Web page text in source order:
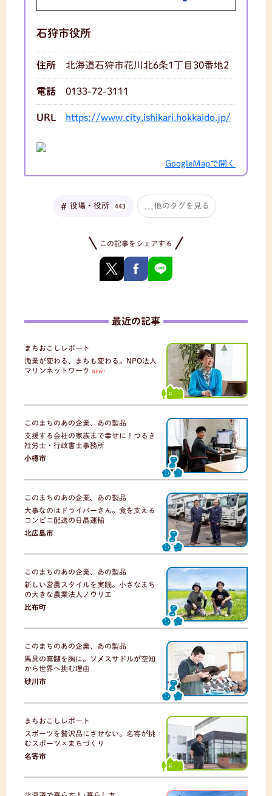
石狩市役所
住所 北海道石狩市花川北6条1丁目30番地2
電話 0133-72-3111
URL https://www.city.ishikari.hokkaido.jp/
GoogleMapで開く
役場・役所 443 他のタグを見る
この記事をシェアする
最近の記事
まちおこしレポート
漁業が変わる、まちも変わる。NPO法人
マリンネットワーク
NEW!
このまちのあの企業、あの製品
支援する会社の家族まで幸せに！つるき
社労士・行政書士事務所
小樽市
このまちのあの企業、あの製品
大事なのはドライバーさん。食を支える
コンビニ配送の日晶運輸
北広島市
このまちのあの企業、あの製品
新しい営農スタイルを実践。小さなまち
の大きな農業法人ノウリエ
比布町
このまちのあの企業、あの製品
馬具の真髄を胸に。ソメスサドルが空知
から世界へ挑む理由
砂川市
まちおこしレポート
スポーツを贅沢品にさせない。名寄が挑
むスポーツ×まちづくり
名寄市